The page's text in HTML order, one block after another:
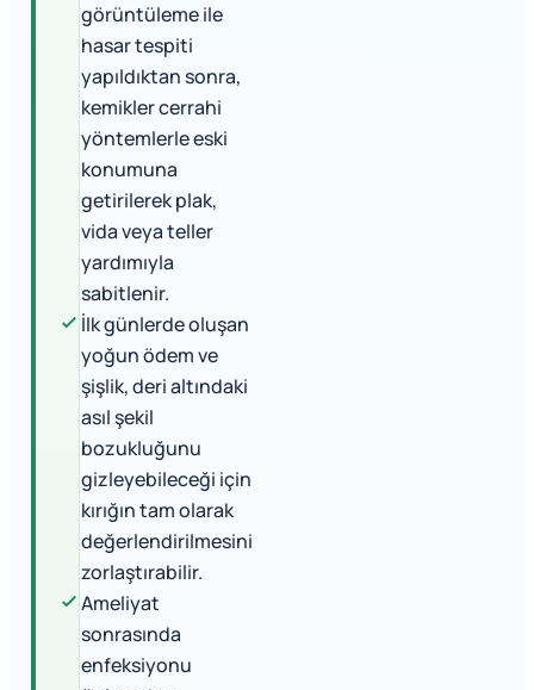
görüntüleme ile
hasar tespiti
yapıldıktan sonra,
kemikler cerrahi
yöntemlerle eski
konumuna
getirilerek plak,
vida veya teller
yardımıyla
sabitlenir.
İlk günlerde oluşan
yoğun ödem ve
şişlik, deri altındaki
asıl şekil
bozukluğunu
gizleyebileceği için
kırığın tam olarak
değerlendirilmesini
zorlaştırabilir.
Ameliyat
sonrasında
enfeksiyonu